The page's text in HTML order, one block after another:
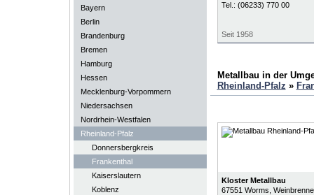
Bayern
Berlin
Brandenburg
Bremen
Hamburg
Hessen
Mecklenburg-Vorpommern
Niedersachsen
Nordrhein-Westfalen
Rheinland-Pfalz
Donnersbergkreis
Frankenthal
Kaiserslautern
Koblenz
Tel.: (06233) 770 00
Seit 1958
Metallbau in der
Rheinland-Pfalz »
Kloster Metallbau
67551 Worms ,